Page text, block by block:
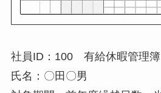
社員ID：100 有給休暇管理簿
氏名：〇田〇男